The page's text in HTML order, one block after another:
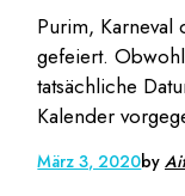
Purim, Karneval
gefeiert.
tatsächliche
Kalender
März 3, 2020by